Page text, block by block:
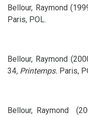
Bellour, Raymond
Paris, POL.
Bellour, Raymond
34, Printemps. Paris,
Bellour, Raymond